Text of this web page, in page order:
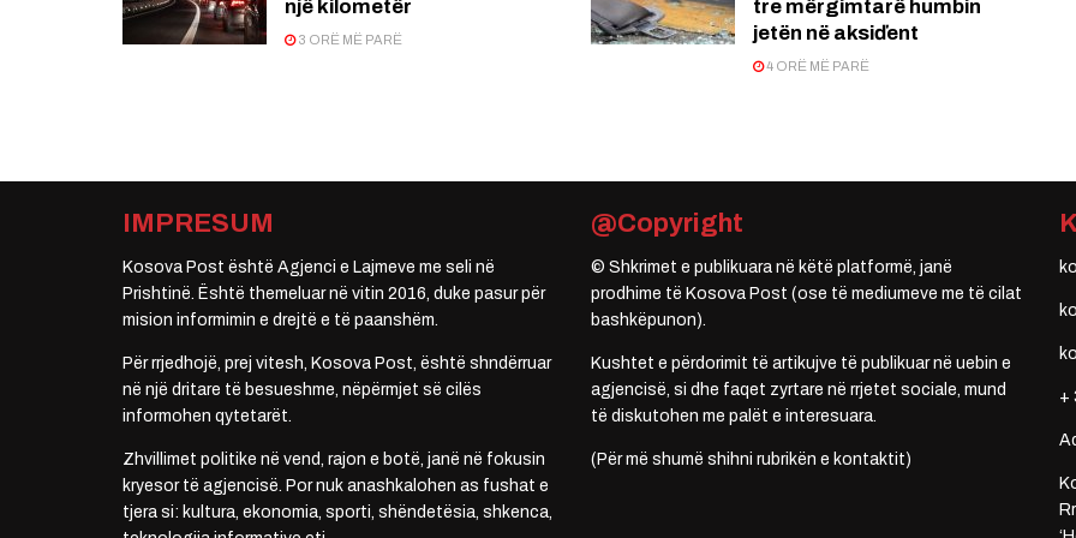
një kilometër
3 ORË MË PARË
tre mërgimtarë humbin
jetën në aksiďent
4 ORË MË PARË
IMPRESUM
Kosova Post është Agjenci e Lajmeve me seli në
Prishtinë. Është themeluar në vitin 2016, duke pasur për
mision informimin e drejtë e të paanshëm.
Për rrjedhojë, prej vitesh, Kosova Post, është shndërruar
në një dritare të besueshme, nëpërmjet së cilës
informohen qytetarët.
Zhvillimet politike në vend, rajon e botë, janë në fokusin
kryesor të agjencisë. Por nuk anashkalohen as fushat e
tjera si: kultura, ekonomia, sporti, shëndetësia, shkenca,
@Copyright
© Shkrimet e publikuara në këtë platformë, janë
prodhime të Kosova Post (ose të mediumeve me të cilat
bashkëpunon).
Kushtet e përdorimit të artikujve të publikuar në uebin e
agjencisë, si dhe faqet zyrtare në rrjetet sociale, mund
të diskutohen me palët e interesuara.
(Për më shumë shihni rubrikën e kontaktit)
+